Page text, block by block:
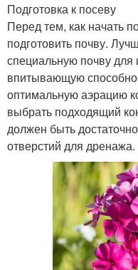
Подготовка к посеву
Перед тем, как начать
подготовить почву.
специальную почву
впитывающую
оптимальную аэрацию
выбрать подходящий
должен быть
отверстий для дренажа.